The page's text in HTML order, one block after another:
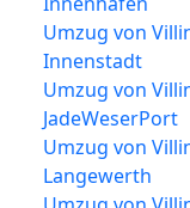
Umzug von
Innenstadt
Umzug von
JadeWeserPort
Umzug von
Langewerth